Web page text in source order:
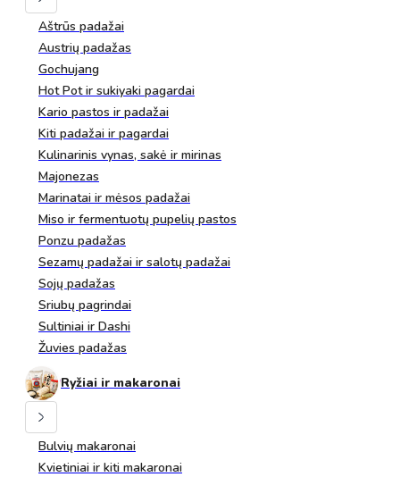
Aštrūs padažai
Austrių padažas
Gochujang
Hot Pot ir sukiyaki pagardai
Kario pastos ir padažai
Kiti padažai ir pagardai
Kulinarinis vynas, sakė ir mirinas
Majonezas
Marinatai ir mėsos padažai
Miso ir fermentuotų pupelių pastos
Ponzu padažas
Sezamų padažai ir salotų padažai
Sojų padažas
Sriubų pagrindai
Sultiniai ir Dashi
Žuvies padažas
Ryžiai ir makaronai
Bulvių makaronai
Kvietiniai ir kiti makaronai